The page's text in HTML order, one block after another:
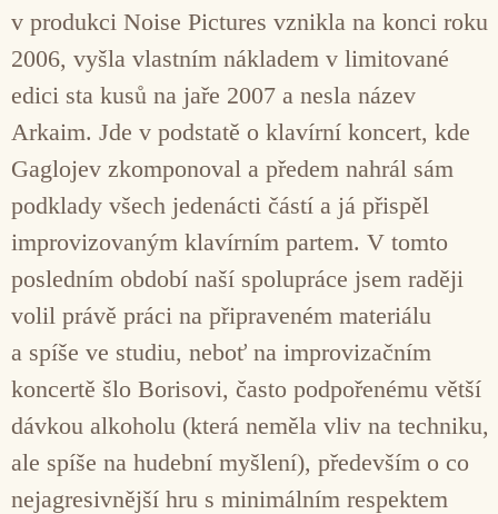
v produkci Noise Pictures vznikla na konci roku
2006, vyšla vlastním nákladem v limitované
edici sta kusů na jaře 2007 a nesla název
Arkaim. Jde v podstatě o klavírní koncert, kde
Gaglojev zkomponoval a předem nahrál sám
podklady všech jedenácti částí a já přispěl
improvizovaným klavírním partem. V tomto
posledním období naší spolupráce jsem raději
volil právě práci na připraveném materiálu
a spíše ve studiu, neboť na improvizačním
koncertě šlo Borisovi, často podpořenému větší
dávkou alkoholu (která neměla vliv na techniku,
ale spíše na hudební myšlení), především o co
nejagresivnější hru s minimálním respektem